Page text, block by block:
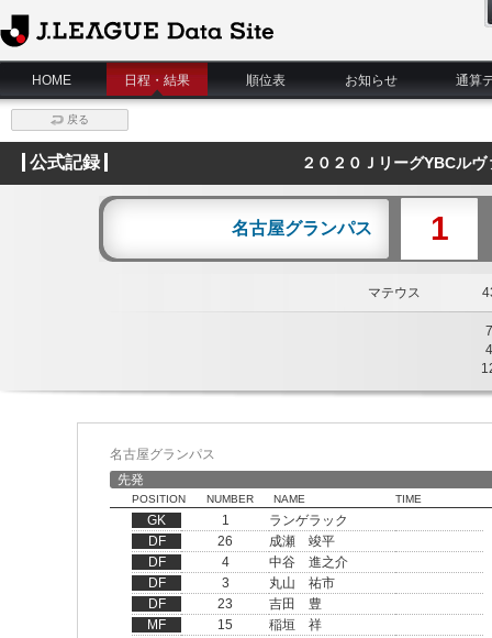
J.League Data Site
HOME
日程・結果 順位表 お知らせ 通算
戻る
公式記録 ２０２０ＪリーグYBCル
名古屋グランパス 1
マテウス
7
4
名古屋グランパス
先発
POSITION NUMBER NAME TIME
GK 1
ランゲラック
DF
26
成瀬 竣平
DF
4
中谷 進之介
DF
3
丸山 祐市
DF
23
吉田 豊
MF
15
稲垣 祥